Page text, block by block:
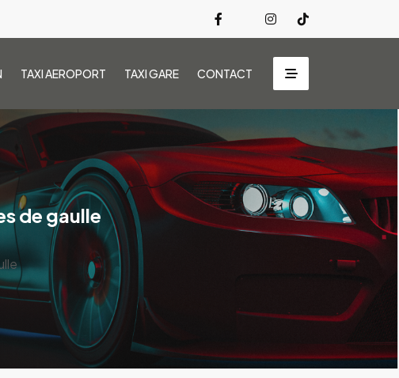
TAXI AEROPORT TAXI GARE CONTACT
de gaulle